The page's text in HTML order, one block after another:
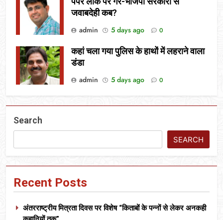
जवाबदेही कब?
admin
5 days ago 0
कहां चला गया पुलिस के हाथों में लहराने वाला
डंडा
admin
5 days ago 0
Search
SEARCH
Recent Posts
अंतरराष्ट्रीय मित्रता दिवस पर विशेष “किताबों के पन्नों से लेकर अनकही